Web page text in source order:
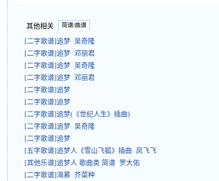
其他相关 简谱/曲谱
[二字歌谱]追梦 吴奇隆
[二字歌谱]追梦 邓丽君
[二字歌谱]追梦 吴奇隆
[二字歌谱]追梦 邓丽君
[二字歌谱]追梦
[二字歌谱]追梦
[二字歌谱]追梦(《世纪人生》插曲)
[二字歌谱]追梦 吴奇隆
[二字歌谱]追梦
[五字歌谱]追梦人《雪山飞狐》插曲 凤飞飞
[其他乐谱]追梦人 歌曲类 简谱 罗大佑
[二字歌谱]渴慕 芥菜种